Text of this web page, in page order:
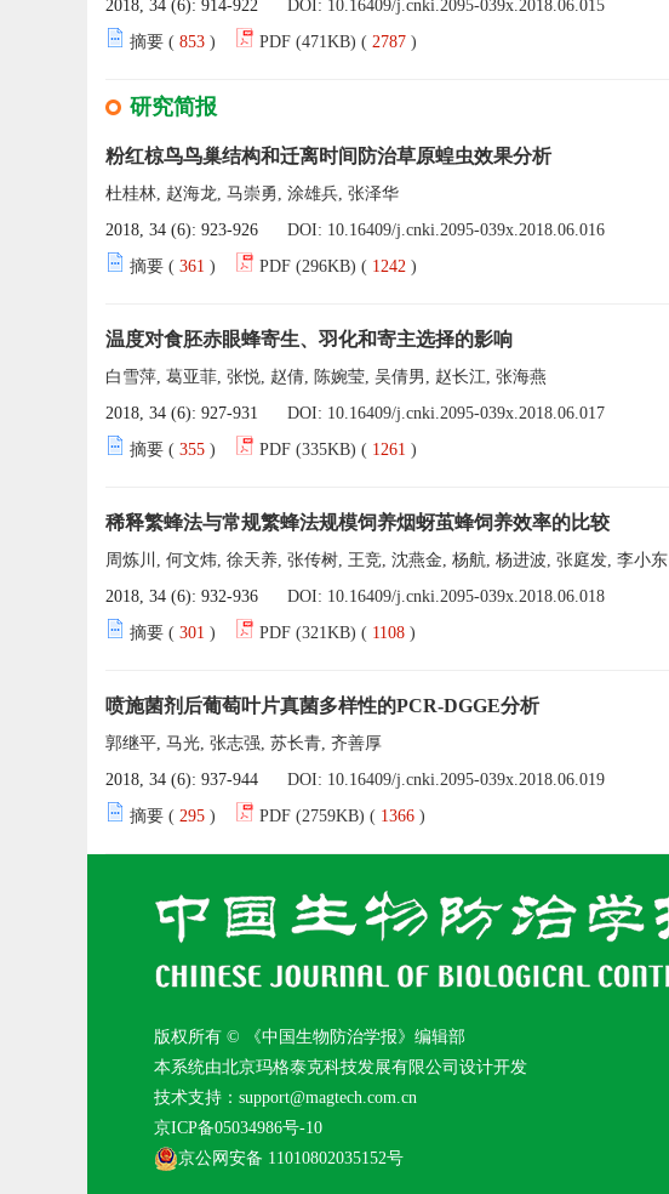
2018, 34 (6): 914-922
DOI: 10.16409/j.cnki.2095-039x.2018.06.015
摘要 ( 853 ) PDF (471KB) ( 2787 )
研究简报
粉红椋鸟鸟巢结构和迁离时间防治草原蝗虫效果分析
杜桂林, 赵海龙, 马崇勇, 涂雄兵, 张泽华
2018, 34 (6): 923-926
DOI: 10.16409/j.cnki.2095-039x.2018.06.016
摘要 ( 361 ) PDF (296KB) ( 1242 )
温度对食胚赤眼蜂寄生、羽化和寄主选择的影响
白雪萍, 葛亚菲, 张悦, 赵倩, 陈婉莹, 吴倩男, 赵长江, 张海燕
2018, 34 (6): 927-931
DOI: 10.16409/j.cnki.2095-039x.2018.06.017
摘要 ( 355 ) PDF (335KB) ( 1261 )
稀释繁蜂法与常规繁蜂法规模饲养烟蚜茧蜂饲养效率的比较
周炼川, 何文炜, 徐天养, 张传树, 王竞, 沈燕金, 杨航, 杨进波, 张庭发, 李小东
2018, 34 (6): 932-936
DOI: 10.16409/j.cnki.2095-039x.2018.06.018
摘要 ( 301 ) PDF (321KB) ( 1108 )
喷施菌剂后葡萄叶片真菌多样性的PCR-DGGE分析
郭继平, 马光, 张志强, 苏长青, 齐善厚
2018, 34 (6): 937-944
DOI: 10.16409/j.cnki.2095-039x.2018.06.019
摘要 ( 295 ) PDF (2759KB) ( 1366 )
版权所有 © 《中国生物防治学报》编辑部
本系统由北京玛格泰克科技发展有限公司设计开发
技术支持：support@magtech.com.cn
京ICP备05034986号-10
京公网安备 11010802035152号